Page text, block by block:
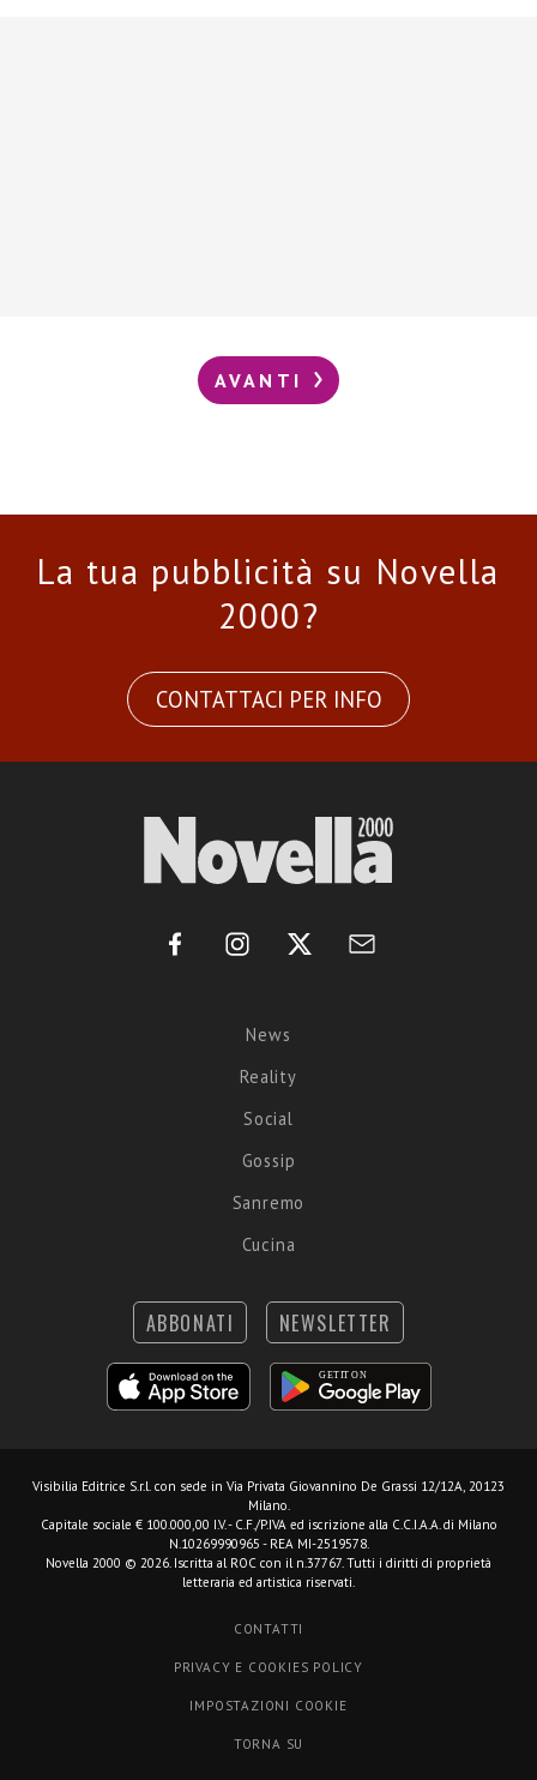
AVANTI
La tua pubblicità su Novella
2000?
CONTATTACI PER INFO
News
Reality
Social
Gossip
Sanremo
Cucina
ABBONATI NEWSLETTER
Visibilia Editrice S.r.l. con sede in Via Privata Giovannino De Grassi 12/12A, 20123
Milano.
Capitale sociale € 100.000,00 I.V. - C.F./P.IVA ed iscrizione alla C.C.I.A.A. di Milano
N.10269990965 - REA MI-2519578.
Novella 2000 © 2026. Iscritta al ROC con il n.37767. Tutti i diritti di proprietà
letteraria ed artistica riservati.
CONTATTI
PRIVACY E COOKIES POLICY
IMPOSTAZIONI COOKIE
TORNA SU